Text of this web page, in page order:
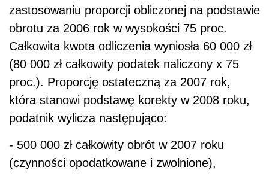
zastosowaniu proporcji obliczonej na podstawie
obrotu za 2006 rok w wysokości 75 proc.
Całkowita kwota odliczenia wyniosła 60 000 zł
(80 000 zł całkowity podatek naliczony x 75
proc.). Proporcję ostateczną za 2007 rok,
która stanowi podstawę korekty w 2008 roku,
podatnik wylicza następująco:
- 500 000 zł całkowity obrót w 2007 roku
(czynności opodatkowane i zwolnione),